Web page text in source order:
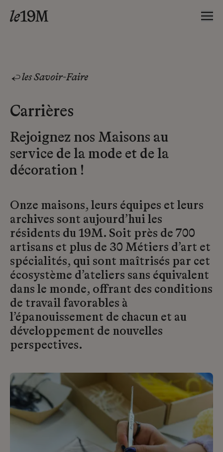
les Savoir-Faire
Carrières
Rejoignez nos Maisons au
service de la mode et de la
décoration !
Onze maisons, leurs équipes et leurs
archives sont aujourd’hui les
résidents du 19M. Soit près de 700
artisans et plus de 30 Métiers d’art et
spécialités, qui sont maîtrisés par cet
écosystème d’ateliers sans équivalent
dans le monde, offrant des conditions
de travail favorables à
l’épanouissement de chacun et au
développement de nouvelles
perspectives.